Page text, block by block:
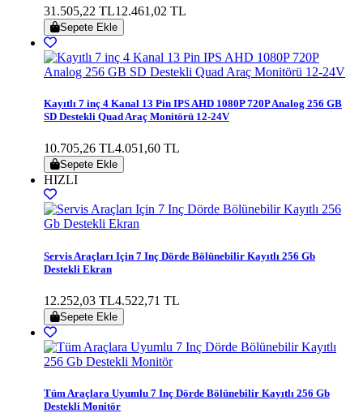
31.505,22 TL12.461,02 TL
Sepete Ekle
Kayıtlı 7 inç 4 Kanal 13 Pin IPS AHD 1080P 720P Analog 256 GB
SD Destekli Quad Araç Monitörü 12-24V
10.705,26 TL4.051,60 TL
Sepete Ekle
HIZLI
Servis Araçları Için 7 Inç Dörde Bölünebilir Kayıtlı 256 Gb
Destekli Ekran
12.252,03 TL4.522,71 TL
Sepete Ekle
Tüm Araçlara Uyumlu 7 Inç Dörde Bölünebilir Kayıtlı 256 Gb
Destekli Monitör